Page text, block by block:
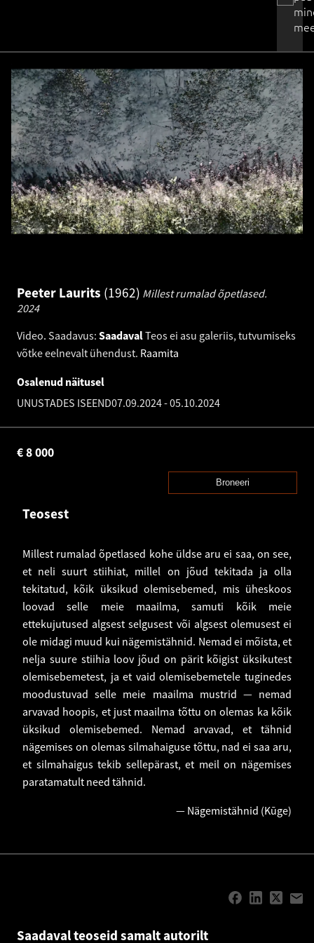
Peeter Laurits 1962 Millest rumalad õpetlased.
2024
Video. Saadavus: SaadavalTeos ei asu galeriis, tutvumiseks
võtke eelnevalt ühendust. Raamita
Osalenud näitusel
UNUSTADES ISEEND07.09.2024-05.10.2024
8 000
€
Broneeri
Teosest
Millest rumalad õpetlased kohe üldse aru ei saa, on see,
et neli suurt stiihiat, millel on jõud tekitada ja olla
tekitatud, kõik üksikud olemisebemed, mis üheskoos
loovad selle meie maailma, samuti kõik meie
ettekujutused algsest selgusest või algsest olemusest ei
ole midagi muud kui nägemistähnid. Nemad ei mõista, et
nelja suure stiihia loov jõud on pärit kõigist üksikutest
olemisebemetest, ja et vaid olemisebemetele tuginedes
moodustuvad selle meie maailma mustrid — nemad
arvavad hoopis, et just maailma tõttu on olemas ka kõik
üksikud olemisebemed. Nemad arvavad, et tähnid
nägemises on olemas silmahaiguse tõttu, nad ei saa aru,
et silmahaigus tekib sellepärast, et meil on nägemises
paratamatult need tähnid.
— Nägemistähnid (Kūge)
Saadaval teoseid samalt autorilt